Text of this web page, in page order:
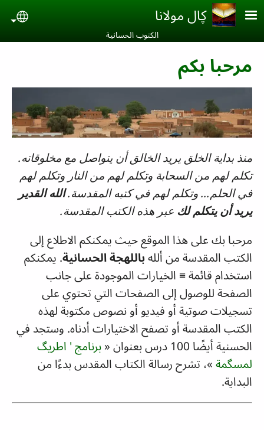
Skip to main content
ڮال مولانا
الكتوب الحسانية‎
مرحبا بكم
منذ بداية الخلق يريد الخالق أن يتواصل مع مخلوقاته.
تكلم لهم من السحابة وتكلم لهم من النار وتكلم لهم
في الحلم... وتكلم لهم في كتبه المقدسة.الله القدير
يريد أن يتكلم لك عبر هذه الكتب المقدسة.
مرحبا بك على هذا الموقع حيث يمكنكم الاطلاع إلى
الكتب المقدسة من ألله باللهجة الحسانية. يمكنكم
استخدام قائمة≡ الخيارات الموجودة على جانب
الصفحة للوصول إلى الصفحات التي تحتوي على
تسجيلات صوتية أو فيديو أو نصوص مكتوبة لهذه
الكتب المقدسة أو تصفح الاختيارات أدناه. وستجد في
الحسنية أيضًا 100 درس بعنوان
« برنامج ' اطريگ
لمسگمة »، تشرح رسالة الكتاب المقدس بدءًا من
البداية.